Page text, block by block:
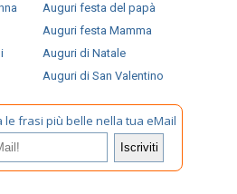
Auguri festa del papà
Auguri festa Mamma
Auguri di Natale
Auguri di San Valentino
le frasi più belle nella tua eMail